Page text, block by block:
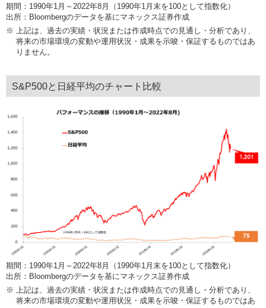
期間：1990年1月～2022年8月（1990年1月末を100として指数化）
出所：Bloombergのデータを基にマネックス証券作成
※
上記は、過去の実績・状況または作成時点での見通し・分析であり、
将来の市場環境の変動や運用状況・成果を示唆・保証するものではあ
りません。
S&P500と日経平均のチャート比較
期間：1990年1月～2022年8月（1990年1月末を100として指数化）
出所：Bloombergのデータを基にマネックス証券作成
※ 上記は、過去の実績・状況または作成時点での見通し・分析であり、
将来の市場環境の変動や運用状況・成果を示唆・保証するものではあ